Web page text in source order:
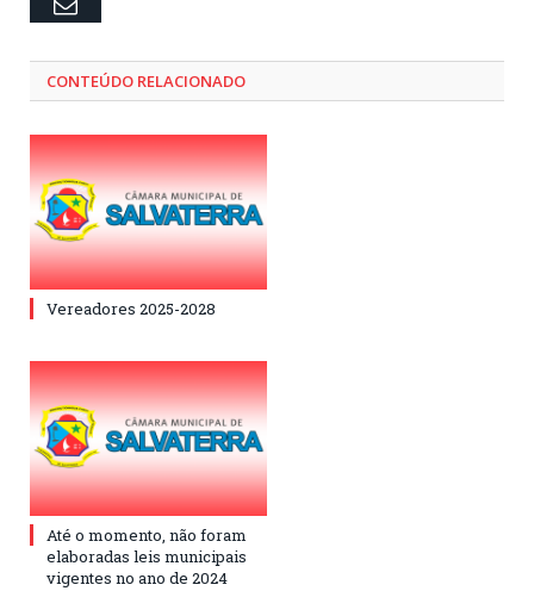
CONTEÚDO RELACIONADO
Vereadores 2025-2028
Até o momento, não foram
elaboradas leis municipais
vigentes no ano de 2024